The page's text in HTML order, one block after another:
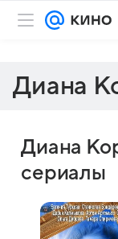
Диана
Диана
сериалы